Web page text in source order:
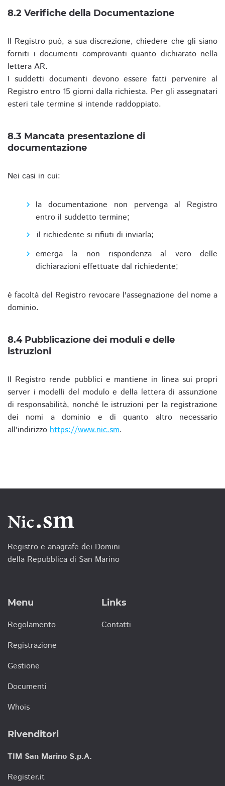
8.2 Verifiche della Documentazione
Il Registro può, a sua discrezione, chiedere che gli siano
forniti i documenti comprovanti quanto dichiarato nella
lettera AR.
I suddetti documenti devono essere fatti pervenire al
Registro entro 15 giorni dalla richiesta. Per gli assegnatari
esteri tale termine si intende raddoppiato.
8.3 Mancata presentazione di
documentazione
Nei casi in cui:
la documentazione non pervenga al Registro
entro il suddetto termine;
il richiedente si rifiuti di inviarla;
emerga la non rispondenza al vero delle
dichiarazioni effettuate dal richiedente;
è facoltà del Registro revocare l'assegnazione del nome a
dominio.
8.4 Pubblicazione dei moduli e delle
istruzioni
Il Registro rende pubblici e mantiene in linea sui propri
server i modelli del modulo e della lettera di assunzione
di responsabilità, nonché le istruzioni per la registrazione
dei nomi a dominio e di quanto altro necessario
all'indirizzo https://www.nic.sm.
Registro e anagrafe dei Domini
della Repubblica di San Marino
Menu
Regolamento
Registrazione
Gestione
Documenti
Whois
Links
Contatti
Rivenditori
TIM San Marino S.p.A.
Register.it